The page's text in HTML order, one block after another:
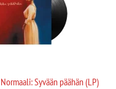
Syvään päähän (LP)